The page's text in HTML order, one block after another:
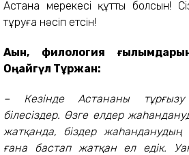
Астана мерекесі құтты болсын!
тұруға нәсіп етсін!
Ақын, филология
Оңайгүл Тұржан:
– Кезінде Астананы
білесіздер. Өзге елдер
жатқанда, біздер
ғана бастап жатқан ел едік.